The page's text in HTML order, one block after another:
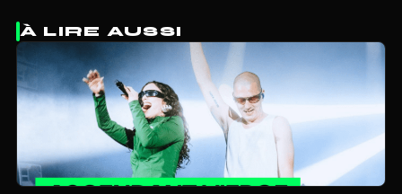
À LIRE AUSSI